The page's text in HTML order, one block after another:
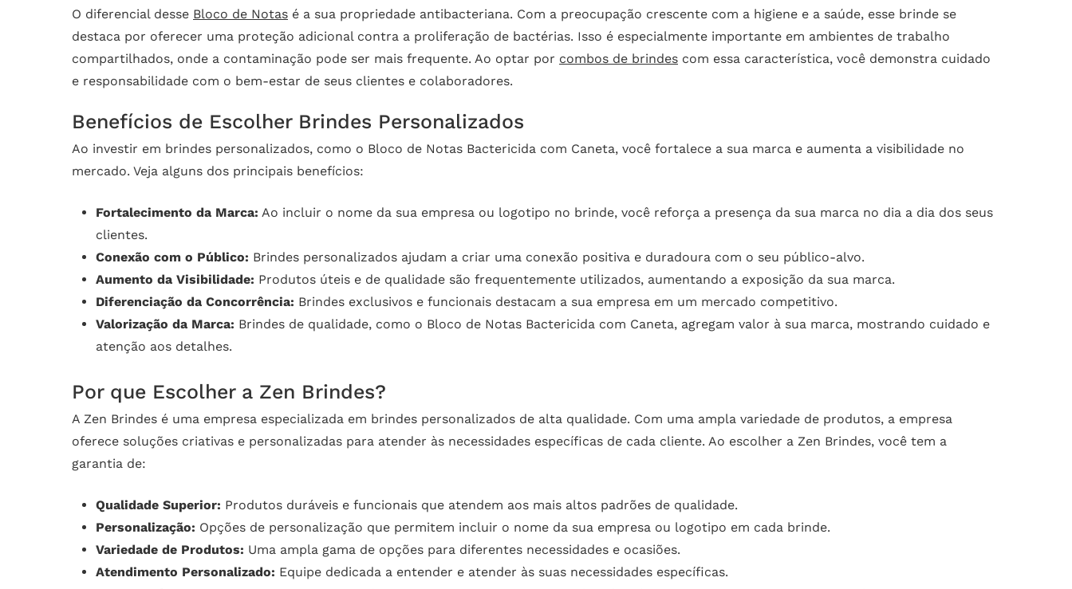
O diferencial desse Bloco de Notas é a sua propriedade antibacteriana. Com a preocupação crescente com a higiene e a saúde, esse brinde se
destaca por oferecer uma proteção adicional contra a proliferação de bactérias. Isso é especialmente importante em ambientes de trabalho
compartilhados, onde a contaminação pode ser mais frequente. Ao optar por combos de brindes com essa característica, você demonstra cuidado
e responsabilidade com o bem-estar de seus clientes e colaboradores.
Benefícios de Escolher Brindes Personalizados
Ao investir em brindes personalizados, como o Bloco de Notas Bactericida com Caneta, você fortalece a sua marca e aumenta a visibilidade no
mercado. Veja alguns dos principais benefícios:
Fortalecimento da Marca: Ao incluir o nome da sua empresa ou logotipo no brinde, você reforça a presença da sua marca no dia a dia dos seus
clientes.
Conexão com o Público: Brindes personalizados ajudam a criar uma conexão positiva e duradoura com o seu público-alvo.
Aumento da Visibilidade: Produtos úteis e de qualidade são frequentemente utilizados, aumentando a exposição da sua marca.
Diferenciação da Concorrência: Brindes exclusivos e funcionais destacam a sua empresa em um mercado competitivo.
Valorização da Marca: Brindes de qualidade, como o Bloco de Notas Bactericida com Caneta, agregam valor à sua marca, mostrando cuidado e
atenção aos detalhes.
Por que Escolher a Zen Brindes?
A Zen Brindes é uma empresa especializada em brindes personalizados de alta qualidade. Com uma ampla variedade de produtos, a empresa
oferece soluções criativas e personalizadas para atender às necessidades específicas de cada cliente. Ao escolher a Zen Brindes, você tem a
garantia de:
Qualidade Superior: Produtos duráveis e funcionais que atendem aos mais altos padrões de qualidade.
Personalização: Opções de personalização que permitem incluir o nome da sua empresa ou logotipo em cada brinde.
Variedade de Produtos: Uma ampla gama de opções para diferentes necessidades e ocasiões.
Atendimento Personalizado: Equipe dedicada a entender e atender às suas necessidades específicas.